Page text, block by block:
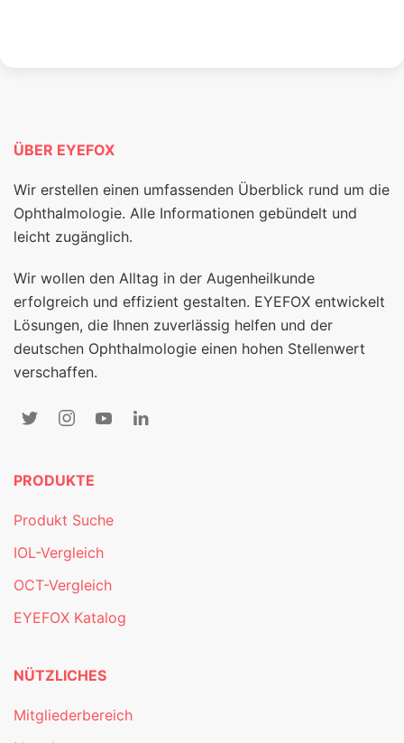
ÜBER EYEFOX
Wir erstellen einen umfassenden Überblick rund um die
Ophthalmologie. Alle Informationen gebündelt und
leicht zugänglich.
Wir wollen den Alltag in der Augenheilkunde
erfolgreich und effizient gestalten. EYEFOX entwickelt
Lösungen, die Ihnen zuverlässig helfen und der
deutschen Ophthalmologie einen hohen Stellenwert
verschaffen.
PRODUKTE
Produkt Suche
IOL-Vergleich
OCT-Vergleich
EYEFOX Katalog
NÜTZLICHES
Mitgliederbereich